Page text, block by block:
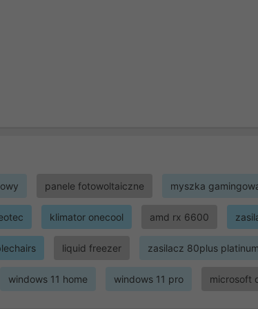
panele fotowoltaiczne myszka
klimator onecool amd rx 6600
liquid freezer zasilacz 80plus platinum
windows 11 home windows 11 pro microsoft